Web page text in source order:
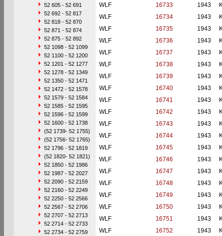
52 605 - 52 691
52 692 - 52 817
52 818 - 52 870
52 871 - 52 874
52 875 - 52 892
52 1098 - 52 1099
52 1100 - 52 1200
52 1201 - 52 1277
52 1278 - 52 1349
52 1350 - 52 1471
52 1472 - 52 1578
52 1579 - 52 1584
52 1585 - 52 1595
52 1596 - 52 1599
52 1600 - 52 1738
(52 1739- 52 1755)
(52 1756- 52 1765)
52 1796 - 52 1819
(52 1820- 52 1821)
52 1850 - 52 1986
52 1987 - 52 2027
52 2090 - 52 2159
52 2160 - 52 2249
52 2250 - 52 2566
52 2567 - 52 2706
52 2707 - 52 2713
52 2714 - 52 2733
52 2734 - 52 2759
WLF
16733 1943
WLF
16734 1943
WLF
16735 1943
WLF
16736 1943
WLF
16737 1943
WLF
16738 1943
WLF
16739 1943
WLF
16740 1943
WLF
16741 1943
WLF
16742 1943
WLF
16743 1943
WLF
16744 1943
WLF
16745 1943
WLF
16746 1943
WLF
16747 1943
WLF
16748 1943
WLF
16749 1943
WLF
16750 1943
WLF
16751 1943
WLF
16752 1943